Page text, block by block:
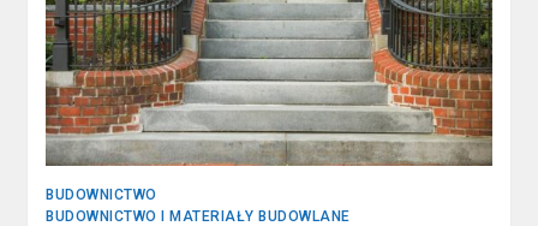
BUDOWNICTWO
BUDOWNICTWO I MATERIAŁY BUDOWLANE